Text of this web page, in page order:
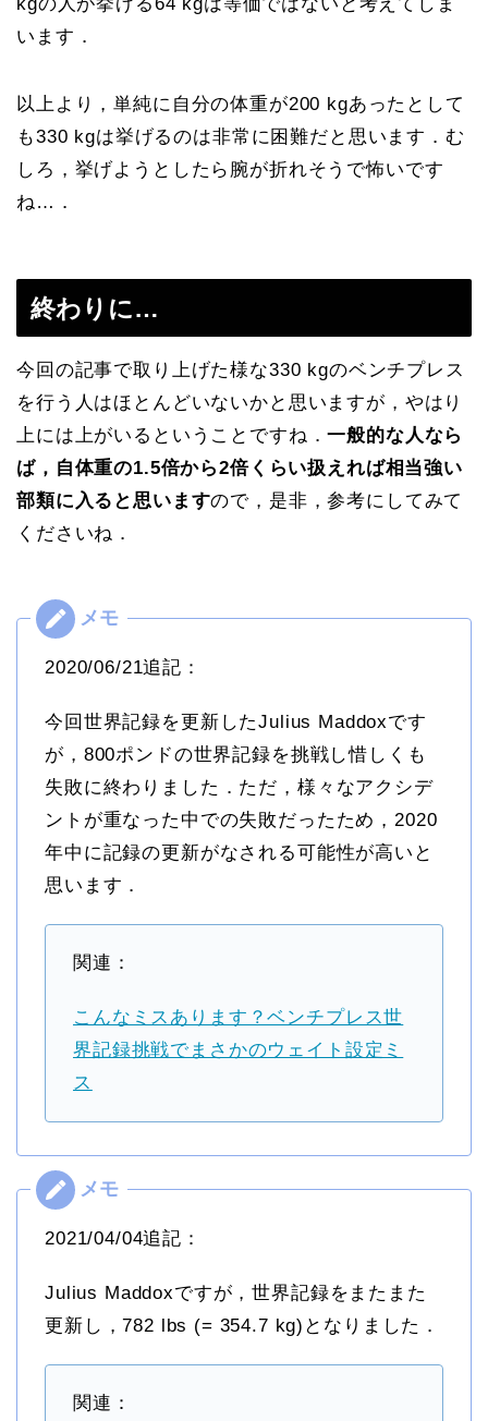
kgの人が挙げる64 kgは等価ではないと考えてしま
います．
以上より，単純に自分の体重が200 kgあったとして
も330 kgは挙げるのは非常に困難だと思います．む
しろ，挙げようとしたら腕が折れそうで怖いです
ね…．
終わりに…
今回の記事で取り上げた様な330 kgのベンチプレス
を行う人はほとんどいないかと思いますが，やはり
上には上がいるということですね．一般的な人なら
ば，自体重の1.5倍から2倍くらい扱えれば相当強い
部類に入ると思いますので，是非，参考にしてみて
くださいね．
2020/06/21追記：
今回世界記録を更新したJulius Maddoxです
が，800ポンドの世界記録を挑戦し惜しくも
失敗に終わりました．ただ，様々なアクシデ
ントが重なった中での失敗だったため，2020
年中に記録の更新がなされる可能性が高いと
思います．
関連：
こんなミスあります？ベンチプレス世
界記録挑戦でまさかのウェイト設定ミ
ス
2021/04/04追記：
Julius Maddoxですが，世界記録をまたまた
更新し，782 lbs (= 354.7 kg)となりました．
関連：